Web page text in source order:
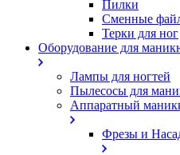
Пилки
Сменные
Терки для ног
Оборудование для
Лампы для ногтей
Пылесосы для
Аппаратный
Фрезы и